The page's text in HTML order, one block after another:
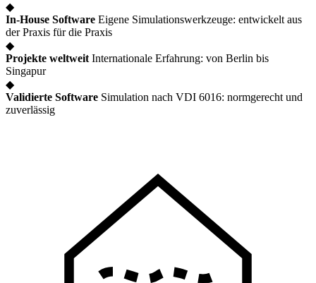
◆
In-House Software Eigene Simulationswerkzeuge: entwickelt aus
der Praxis für die Praxis
◆
Projekte weltweit Internationale Erfahrung: von Berlin bis
Singapur
◆
Validierte Software Simulation nach VDI 6016: normgerecht und
zuverlässig